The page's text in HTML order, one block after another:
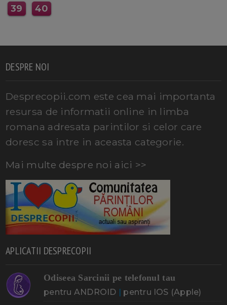
39
40
DESPRE NOI
Desprecopii.com este cea mai importanta
resursa de informatii online in limba
romana adresata parintilor si celor care
doresc sa intre in aceasta categorie.
Mai multe despre noi aici >>
APLICATII DESPRECOPII
Odiseea Sarcinii pe telefonul tau
pentru ANDROID | pentru IOS (Apple)